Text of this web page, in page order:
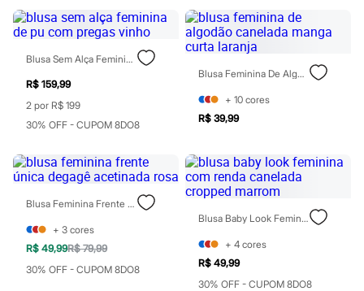
Calçados
Regatas
Moda íntima
Cuecas
Meias
Pijamas
Moda praia
Personagens
Plus size
Calças
Camisas
Casacos e Jaquetas
Jeans
Shorts e Bermudas
Todos os produtos
Infantil
Em alta
Blusa Sem Alça Feminina De Pu Com Pregas Vinho
R$ 159,99
2 por R$ 199
30% OFF - CUPOM 8DO8
Blusa Feminina De Algodão Canelada Manga Curta Laranja
+ 10 cores
R$ 39,99
Blusa Feminina Frente Única Degagê Acetinada Rosa
+ 3 cores
R$ 49,99R$ 79,99
30% OFF - CUPOM 8DO8
Blusa Baby Look Feminina Com Renda Canelada Cropped Marrom
+ 4 cores
R$ 49,99
30% OFF - CUPOM 8DO8